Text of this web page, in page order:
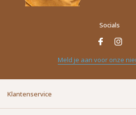
Socials
Meld je aan voor onze
Klantenservice